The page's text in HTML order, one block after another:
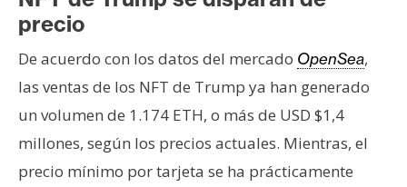
l
c
i
d
a
precio
De acuerdo con los datos del mercado OpenSea,
las ventas de los NFT de Trump ya han generado
un volumen de 1.174 ETH, o más de USD $1,4
millones, según los precios actuales. Mientras, el
precio mínimo por tarjeta se ha prácticamente